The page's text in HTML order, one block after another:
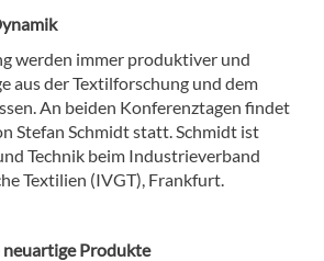
werden immer produktiver und
aus der Textilforschung und dem
An beiden Konferenztagen findet
Stefan Schmidt statt. Schmidt ist
Technik beim Industrieverband
Textilien (IVGT), Frankfurt.
Produkte